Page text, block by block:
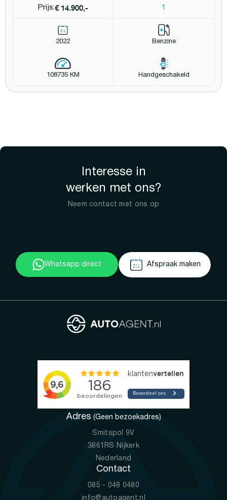
Prijs:€ 14.900,- 1
2022 Benzine
108735 KM Handgeschakeld
Interesse in
werken met ons?
Neem contact met ons op
Whatsapp direct Afspraak maken
Adres (Geen bezoekadres)
Smitspol 9V
3861RS Nijkerk
Nederland
Contact
085 - 048 0480
info@autoagent.nl